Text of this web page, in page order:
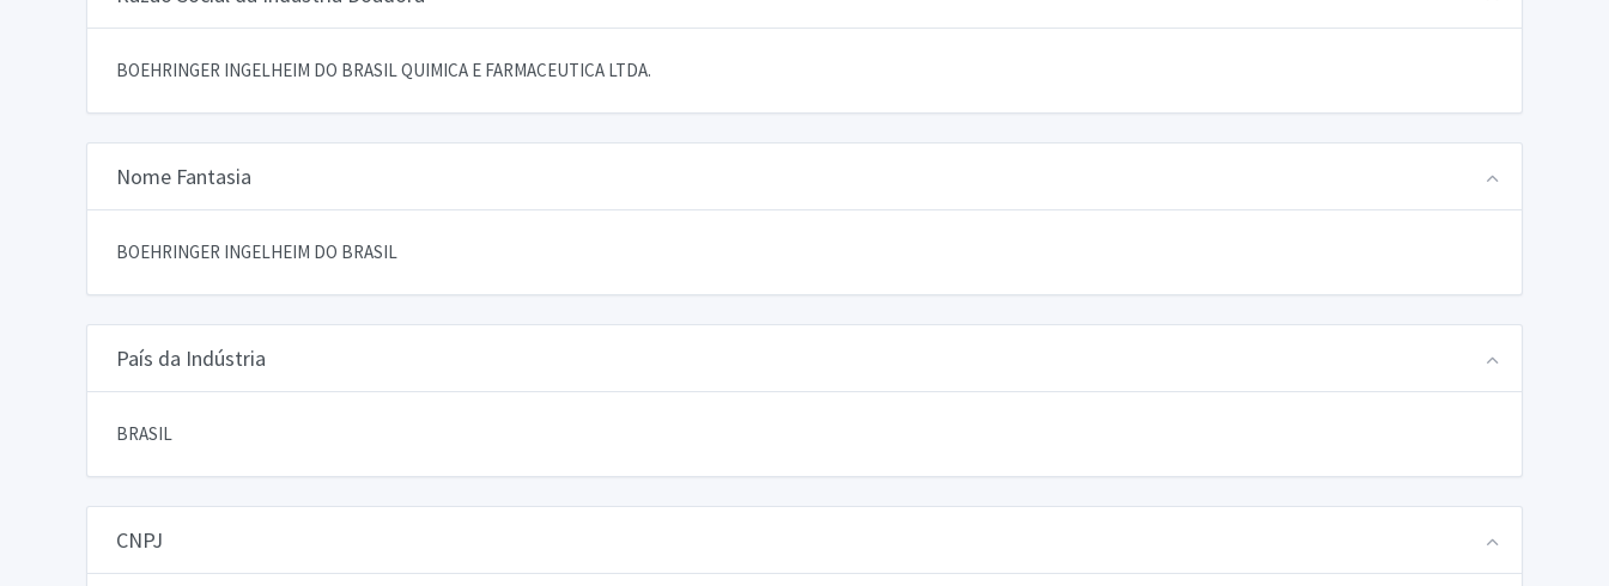
BOEHRINGER INGELHEIM DO BRASIL QUIMICA E FARMACEUTICA LTDA.
Nome Fantasia
BOEHRINGER INGELHEIM DO BRASIL
País da Indústria
BRASIL
CNPJ